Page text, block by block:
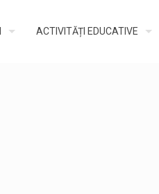
ACTIVITĂȚI EDUCATIVE